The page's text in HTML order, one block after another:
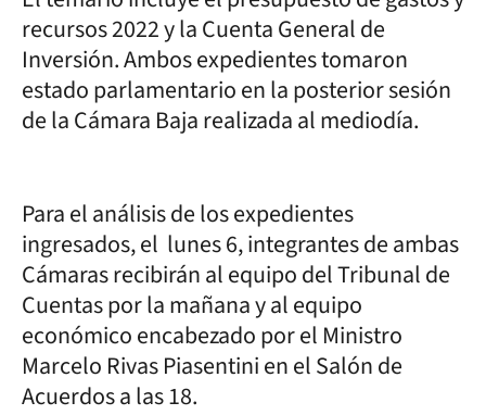
recursos 2022 y la Cuenta General de
Inversión. Ambos expedientes tomaron
estado parlamentario en la posterior sesión
de la Cámara Baja realizada al mediodía.
Para el análisis de los expedientes
ingresados, el lunes 6, integrantes de ambas
Cámaras recibirán al equipo del Tribunal de
Cuentas por la mañana y al equipo
económico encabezado por el Ministro
Marcelo Rivas Piasentini en el Salón de
Acuerdos a las 18.